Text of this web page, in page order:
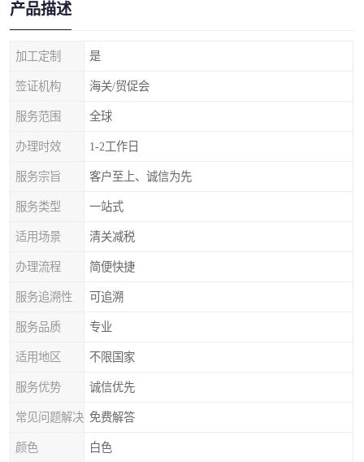
产品描述
加工定制 是
签证机构 海关/贸促会
服务范围 全球
办理时效 1-2工作日
服务宗旨 客户至上、诚信为先
服务类型 一站式
适用场景 清关减税
办理流程 简便快捷
服务追溯性 可追溯
服务品质 专业
适用地区 不限国家
服务优势 诚信优先
常见问题解决 免费解答
颜色 白色